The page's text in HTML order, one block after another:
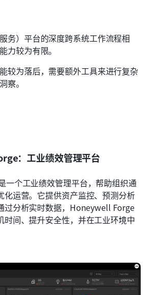
务）平台的深度跨系统工作流程相
力较为有限。
较为落后，需要额外工具来进行复杂
察。
：工业绩效管理平台
一个工业绩效管理平台，帮助组织通
化运营。它提供资产监控、预测分析
过分析实时数据，Honeywell Forge
时间、提升安全性，并在工业环境中